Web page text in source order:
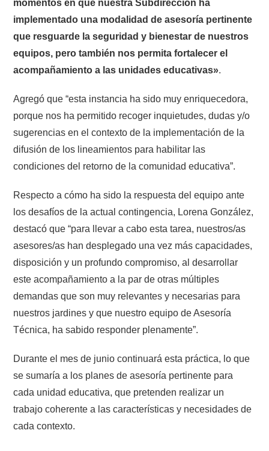
momentos en que nuestra Subdirección ha
implementado una modalidad de asesoría pertinente
que resguarde la seguridad y bienestar de nuestros
equipos, pero también nos permita fortalecer el
acompañamiento a las unidades educativas».
Agregó que “esta instancia ha sido muy enriquecedora,
porque nos ha permitido recoger inquietudes, dudas y/o
sugerencias en el contexto de la implementación de la
difusión de los lineamientos para habilitar las
condiciones del retorno de la comunidad educativa”.
Respecto a cómo ha sido la respuesta del equipo ante
los desafíos de la actual contingencia, Lorena González,
destacó que “para llevar a cabo esta tarea, nuestros/as
asesores/as han desplegado una vez más capacidades,
disposición y un profundo compromiso, al desarrollar
este acompañamiento a la par de otras múltiples
demandas que son muy relevantes y necesarias para
nuestros jardines y que nuestro equipo de Asesoría
Técnica, ha sabido responder plenamente”.
Durante el mes de junio continuará esta práctica, lo que
se sumaría a los planes de asesoría pertinente para
cada unidad educativa, que pretenden realizar un
trabajo coherente a las características y necesidades de
cada contexto.